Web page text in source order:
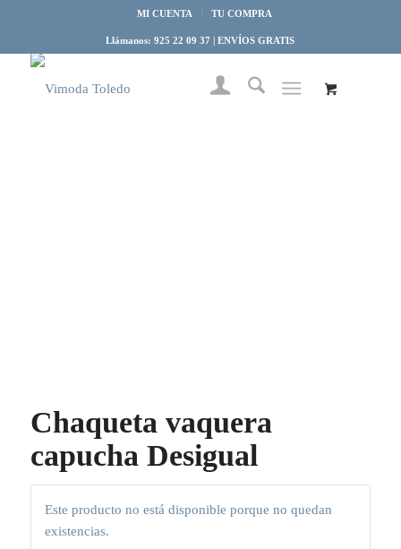
MI CUENTA TU COMPRA
Llámanos: 925 22 09 37 | ENVÍOS GRATIS
Chaqueta vaquera
capucha Desigual
Este producto no está disponible porque no quedan
existencias.